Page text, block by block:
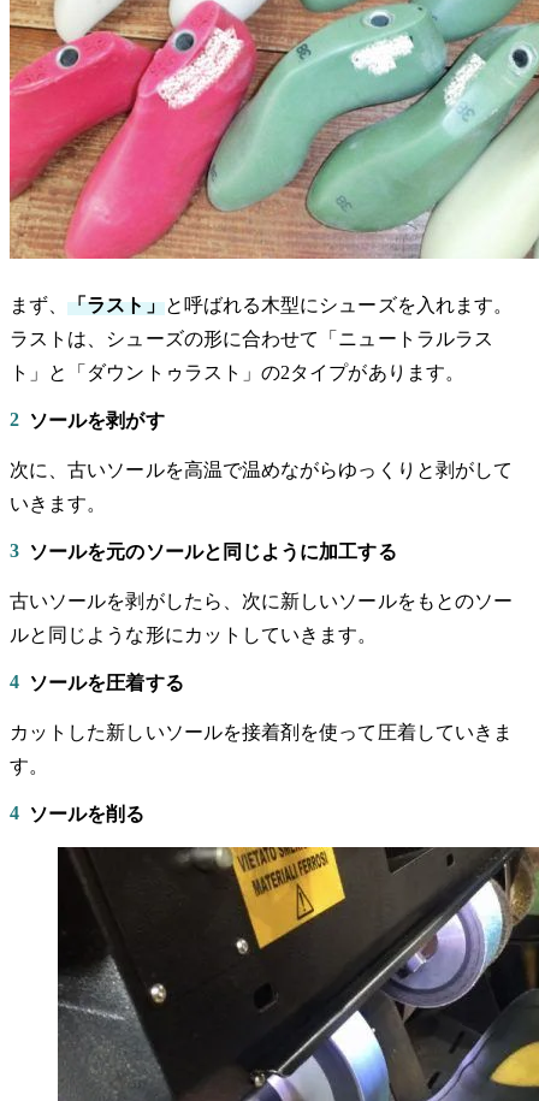
まず、「ラスト」と呼ばれる木型にシューズを入れます。
ラストは、シューズの形に合わせて「ニュートラルラス
ト」と「ダウントゥラスト」の2タイプがあります。
2 ソールを剥がす
次に、古いソールを高温で温めながらゆっくりと剥がして
いきます。
3 ソールを元のソールと同じように加工する
古いソールを剥がしたら、次に新しいソールをもとのソー
ルと同じような形にカットしていきます。
4 ソールを圧着する
カットした新しいソールを接着剤を使って圧着していきま
す。
4 ソールを削る